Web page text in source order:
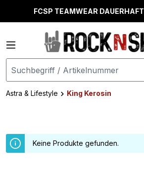
springenFCSP TEAMWEAR
Astra & Lifestyle King Kerosin
Keine Produkte gefunden.